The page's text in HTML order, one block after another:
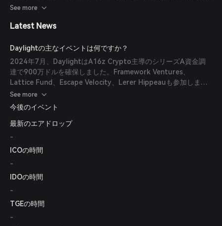
インフラを通じてエネルギー配分を革命化するというプロジェク
See more
Latest News
Daylightの主なイベントは何ですか？
2024年7月、DaylightはA16z Crypto主導のシリーズA資金調
達で900万ドルを確保しました。Framework Ventures、
Lattice Fund、Escape Velocity、Lerer Hippeauも参加しまし
た。この資金はBaseブロックチェーン上の分散型エネルギープ
ロトコルの開発を支援します。さらに、2024年7月31日に
デバイスをモバイルアプリに接続して報酬を得られるようになり
See more
今後のイベント
最新のエアドロップ
-
ICOの時間
-
IDOの時間
-
TGEの時間
-